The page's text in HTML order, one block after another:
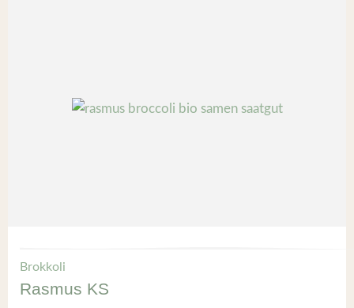
Brokkoli
Rasmus KS